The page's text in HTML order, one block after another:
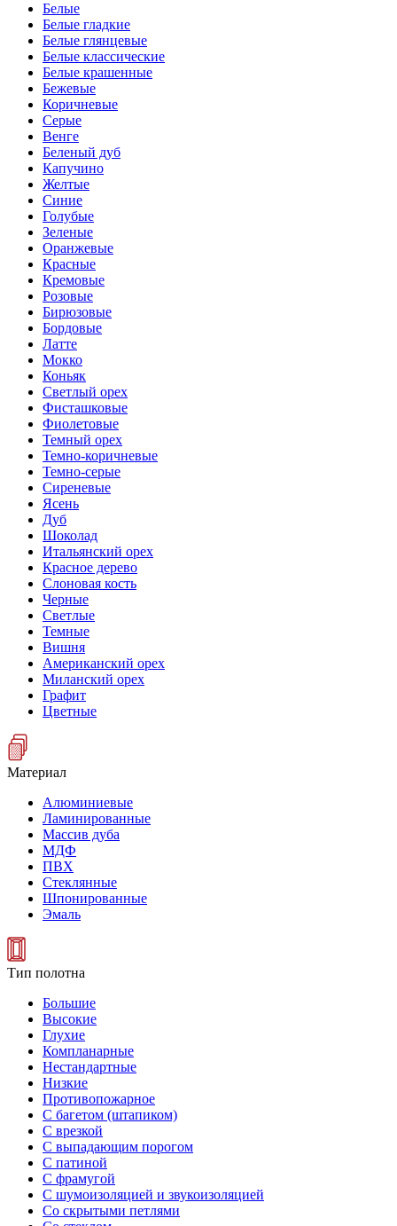
Белые
Белые гладкие
Белые глянцевые
Белые классические
Белые крашенные
Бежевые
Коричневые
Серые
Венге
Беленый дуб
Капучино
Желтые
Синие
Голубые
Зеленые
Оранжевые
Красные
Кремовые
Розовые
Бирюзовые
Бордовые
Латте
Мокко
Коньяк
Светлый орех
Фисташковые
Фиолетовые
Темный орех
Темно-коричневые
Темно-серые
Сиреневые
Ясень
Дуб
Шоколад
Итальянский орех
Красное дерево
Слоновая кость
Черные
Светлые
Темные
Вишня
Американский орех
Миланский орех
Графит
Цветные
Материал
Алюминиевые
Ламинированные
Массив дуба
МДФ
ПВХ
Стеклянные
Шпонированные
Эмаль
Тип полотна
Большие
Высокие
Глухие
Компланарные
Нестандартные
Низкие
Противопожарное
С багетом (штапиком)
С врезкой
С выпадающим порогом
С патиной
С фрамугой
С шумоизоляцией и звукоизоляцией
Со скрытыми петлями